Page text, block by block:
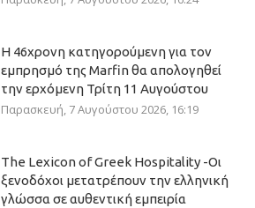
Η 46χρονη κατηγορούμενη για τον
εμπρησμό της Marfin θα απολογηθεί
την ερχόμενη Τρίτη 11 Αυγούστου
Παρασκευή, 7 Αυγούστου 2026, 16:19
The Lexicon of Greek Hospitality -Οι
ξενοδόχοι μετατρέπουν την ελληνική
γλώσσα σε αυθεντική εμπειρία